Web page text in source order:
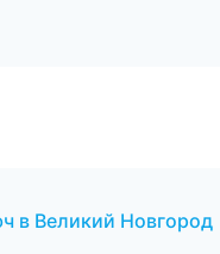
в Великий Новгород